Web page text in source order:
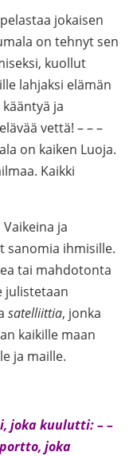
jokaisen
on tehnyt sen
kuollut
lahjaksi elämän
ja
vettä! – – –
on kaiken Luoja.
Kaikki
ja
sanomia ihmisille.
tai mahdotonta
julistetaan
satelliittia, jonka
kaikille maan
ja maille.
joka kuulutti: – –
joka